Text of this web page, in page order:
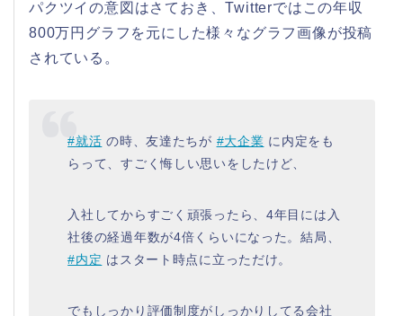
パクツイの意図はさておき、Twitterではこの年収
800万円グラフを元にした様々なグラフ画像が投稿
されている。
#就活 の時、友達たちが #大企業 に内定をも
らって、すごく悔しい思いをしたけど、
入社してからすごく頑張ったら、4年目には入
社後の経過年数が4倍くらいになった。結局、
#内定 はスタート時点に立っただけ。
でもしっかり評価制度がしっかりしてる会社